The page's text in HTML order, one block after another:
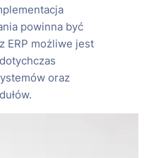
powinna być
ERP możliwe jest
oraz